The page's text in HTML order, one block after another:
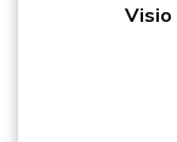
Visio